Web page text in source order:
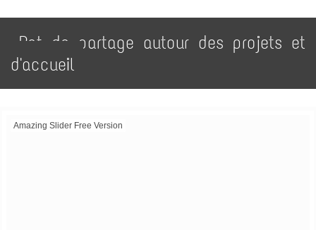
Pot de partage autour des projets et
d'accueil
Amazing Slider Free Version